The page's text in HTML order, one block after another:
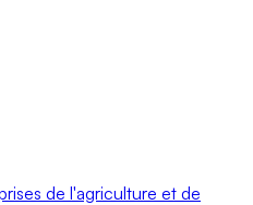
de l'agriculture et de